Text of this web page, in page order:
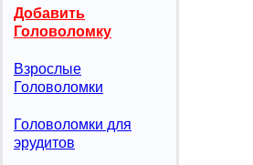
Добавить
Головоломку
Взрослые
Головоломки
Головоломки для
эрудитов